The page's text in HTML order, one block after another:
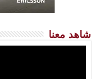
شاهد معنا